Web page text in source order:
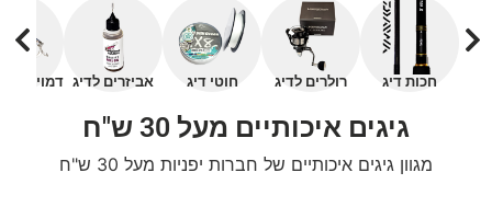
חכות דיג רולרים לדיג חוטי דיג אביזרים לדיג דמויים
גיגים איכותיים מעל 30 ש"ח
מגוון גיגים איכותיים של חברות יפניות מעל 30 ש"ח